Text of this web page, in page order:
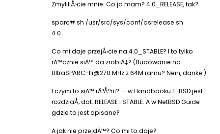
ZmyliliÅ›cie mnie. Co ja mam? 4.0_RELEASE, tak?
sparc# sh /usr/src/sys/conf/osrelease.sh
4.0
Co mi daje przejÅ›cie na 4.0_STABLE? I to tylko
rÄ™cznie siÄ™ da zrobiÄ‡? (Budowanie na
UltraSPARC-IIi@270 MHz z 64M ramu? Nein, danke.)
I czym to siÄ™ rÃ³Åºni? — w Handbooku F-BSD jest
rozdziaÅ‚ dot. RELEASE i STABLE. A w NetBSD Guide
gdzie to jest opisane?
A jak nie przejdÄ™? Co mi to daje?